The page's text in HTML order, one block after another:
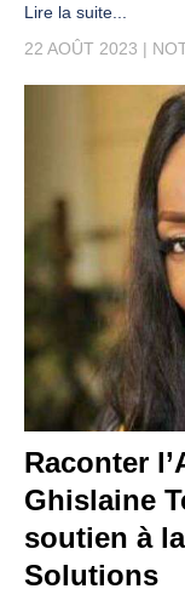
Lire la suite...
22 AOÛT 2023
Raconter
Ghislaine
soutien à
Solutions